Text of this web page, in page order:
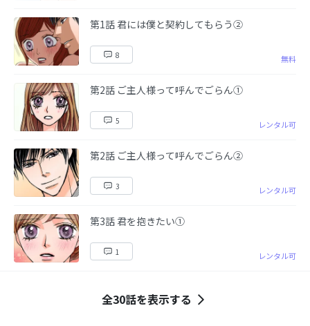
第1話 君には僕と契約してもらう②
8 無料
第2話 ご主人様って呼んでごらん①
5 レンタル可
第2話 ご主人様って呼んでごらん②
3 レンタル可
第3話 君を抱きたい①
1 レンタル可
全30話を表示する